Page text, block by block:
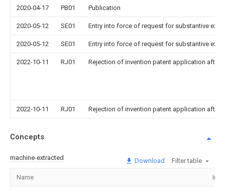
2020-04-17 PB01 Publication
2020-05-12 SE01 Entry into force of request for substantive
2020-05-12 SE01 Entry into force of request for substantive
2022-10-11 RJ01 Rejection of invention patent application after
2022-10-11 RJ01 Rejection of invention patent application after
Concepts
machine-extracted Download Filter table
Name